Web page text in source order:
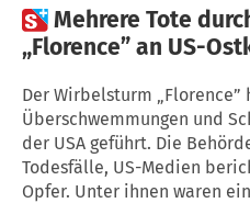
Mehrere Tote
„Florence” an US-
Der Wirbelsturm „Florence”
Überschwemmungen und
der USA geführt. Die
Todesfälle, US-Medien
Opfer. Unter ihnen waren